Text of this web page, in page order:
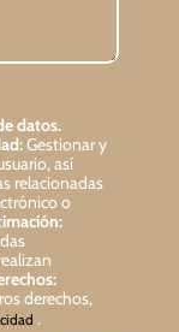
datos.
Gestionar y
así
relacionadas
o
derechos,
.